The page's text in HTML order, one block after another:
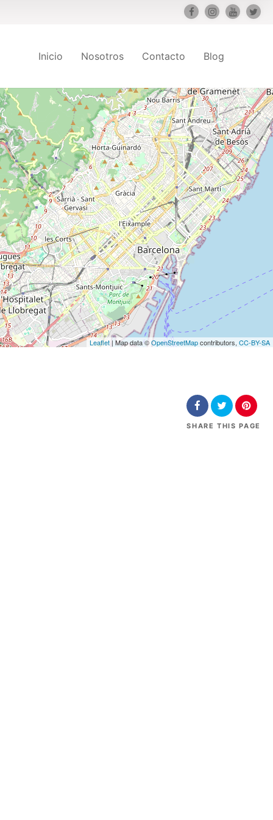
Inicio Nosotros Contacto Blog
Leaflet | Map data ©OpenStreetMapcontributors, CC-BY-SA
SHARE THIS PAGE